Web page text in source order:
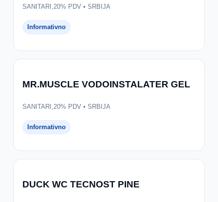
SANITARI,20% PDV • SRBIJA
Informativno
MR.MUSCLE VODOINSTALATER GEL
SANITARI,20% PDV • SRBIJA
Informativno
DUCK WC TECNOST PINE